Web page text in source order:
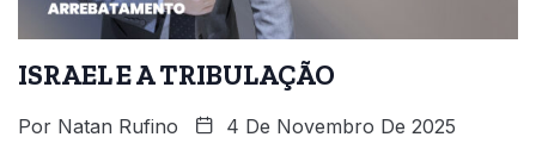
ISRAEL E A TRIBULAÇÃO
Por Natan Rufino 4 De Novembro De 2025